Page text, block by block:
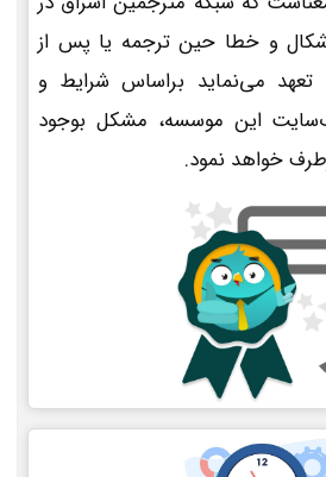
و خطا حین ترجمه یا پس از
تعهد می‌نماید براساس شرایط و
این موسسه، مشکل بوجود
خواهد نمود.